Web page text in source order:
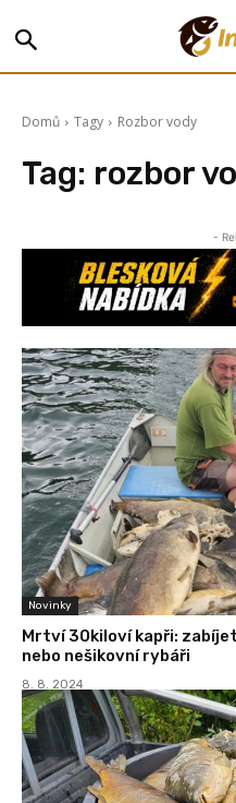
Domů Tagy Rozbor vody
Tag: rozbor
-
Novinky
Mrtví 30kiloví kapři:
nebo nešikovní rybáři
8. 8. 2024